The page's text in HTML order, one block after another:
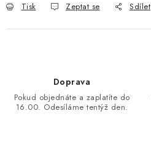
Tisk Zeptat se Sdílet
Doprava
Pokud objednáte a zaplatíte do
16.00. Odesíláme tentýž den.